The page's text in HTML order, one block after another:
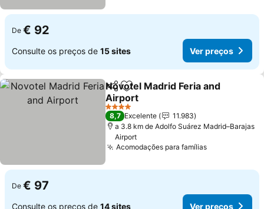
De € 92
Consulte os preços de 15 sites Ver preços
PartilharAdicionar aos favoritos
Novotel Madrid Feria and
Airport
Ver preços
4 Estrelas
8,7 Excelente
11.983
a 3.8 km de Adolfo Suárez Madrid–Barajas
Airport
Acomodações para famíliasVer preços
De € 97
Consulte os preços de 14 sites Ver preços